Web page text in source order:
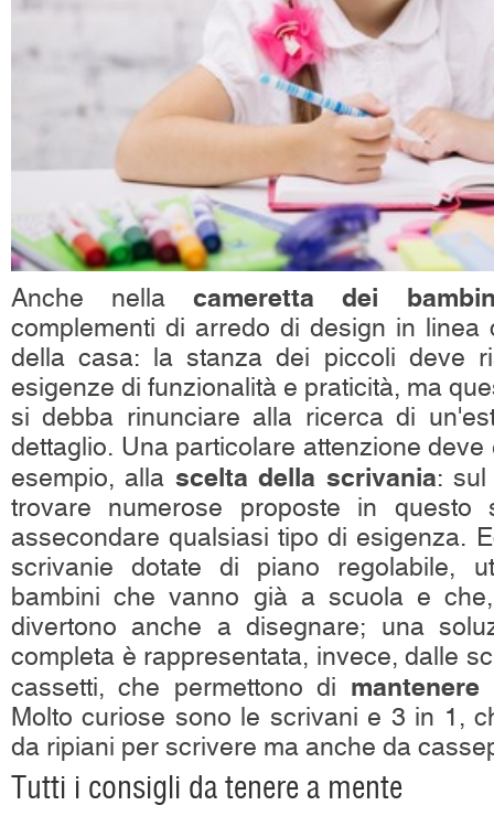
Anche nella cameretta dei
complementi di arredo di design in
della casa: la stanza dei piccoli deve
esigenze di funzionalità e praticità, ma
si debba rinunciare alla ricerca di
dettaglio. Una particolare attenzione
esempio, alla scelta della scrivania:
trovare numerose proposte in questo
assecondare qualsiasi tipo di esigenza.
scrivanie dotate di piano regolabile,
bambini che vanno già a scuola e
divertono anche a disegnare; una
completa è rappresentata, invece, dalle
cassetti, che permettono di
Molto curiose sono le scrivani e 3 in 1,
da ripiani per scrivere ma anche da
Tutti i consigli da tenere a mente